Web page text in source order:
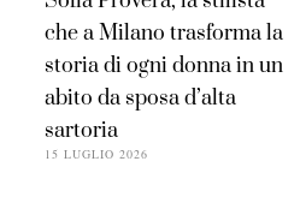
che a Milano trasforma la
storia di ogni donna in un
abito da sposa d’alta
sartoria
15 LUGLIO 2026